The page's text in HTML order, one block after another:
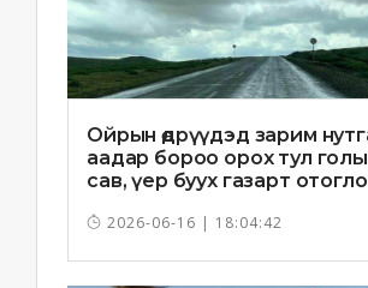
Ойрын өдрүүдэд зарим
аадар бороо орох тул
сав, үер буух газарт
2026-06-16 | 18:04:42